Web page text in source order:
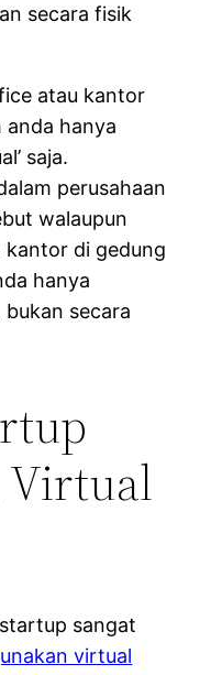
secara fisik
atau kantor
anda hanya
saja.
perusahaan
walaupun
kantor di gedung
hanya
bukan secara
Virtual
sangat
virtual